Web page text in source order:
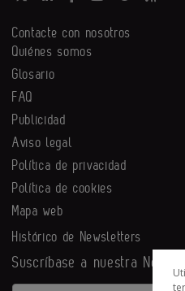
Contacte con nosotros
Quiénes somos
Glosario
FAQ
Publicidad
Aviso legal
Política de privacidad
Política de cookies
Mapa web
Histórico de Newsletters
Suscríbase a nuestra